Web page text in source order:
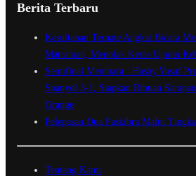
Berita Terbaru
Kesultanan Ternate Angkat Bicara
Matraman, Menolak Keras Ujaran
Semifinal Membara : Hasby Yusuf
Spanyol 3-1, Siapkan Ribuan
Orange
Pelepasan Dua Paskibra Malut
Tentang Kami